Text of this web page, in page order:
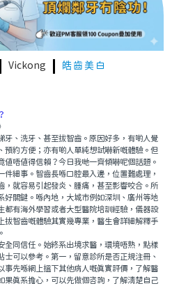
Vickong 皓齒美白
、洗牙、甚至拔智齒。原因好多，有啲人覺
預約方便；亦有啲人單純想試嚇新嘅體驗。但
唔值得信賴？今日我哋一齊傾嚇呢個話題。
細事。智齒長喺口腔最入邊，位置難處理，
，就容易引起發炎、腫痛，甚至影響咬合。所
好關鍵。喺內地，大城市例如深圳、廣州等地
都有海外學習或者大型醫院培訓經驗，儀器設
拔智齒嘅體驗其實幾專業，醫生會詳細解釋手
同信任。始終系出境求醫，環境唔熟，點樣
可以參考。第一，留意診所是否正規注冊、
事先喺網上搵下其他病人嘅真實評價，了解醫
果真系擔心，可以先做個咨詢，了解清楚自己